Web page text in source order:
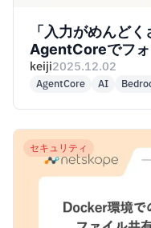
「入力がめんど
AgentCoreでフ
keiji2025.12.02
AgentCore AI
セキュリティ